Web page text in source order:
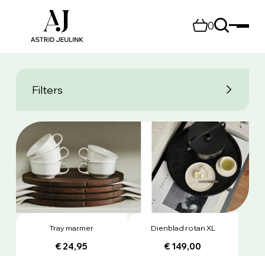
0
Filters
Tray marmer
€ 24,95
Dienblad rotan XL
€ 149,00